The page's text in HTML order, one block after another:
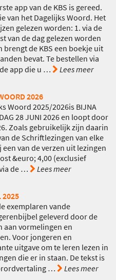
app van de KBS is gereed.
van het Dagelijks Woord. Het
gelezen worden: 1. via de
van de dag gelezen worden
de KBS een boekje uit
bevat. Te bestellen via
app die u … Lees meer
2026
Woord 2025/2026is BIJNA
28 JUNI 2026 en loopt door
Zoals gebruikelijk zijn daarin
de Schriftlezingen van elke
van de verzen uit lezingen
&euro; 4,00 (exclusief
de… Lees meer
2025
exemplaren vande
geleverd door de
aan vormelingen en
Voor jongeren en
uitgave om te leren lezen in
die er in staan. De tekst is
… Lees meer